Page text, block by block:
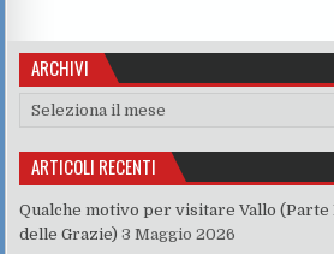
e
b
o
o
k
te
r
s
A
p
p
re
st
e
dI
g
ARCHIVI
Archivi
ARTICOLI RECENTI
Qualche motivo per visitare Vallo (Parte
delle Grazie) 3 Maggio 2026